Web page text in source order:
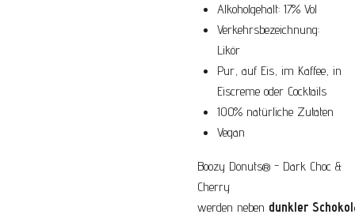
Alkoholgehalt: 17% Vol
Verkehrsbezeichnung:
Likör
Pur, auf Eis, im Kaffee, in
Eiscreme oder Cocktails
100% natürliche Zutaten
Vegan
Boozy Donuts® - Dark Choc &
Cherry
werden neben dunkler